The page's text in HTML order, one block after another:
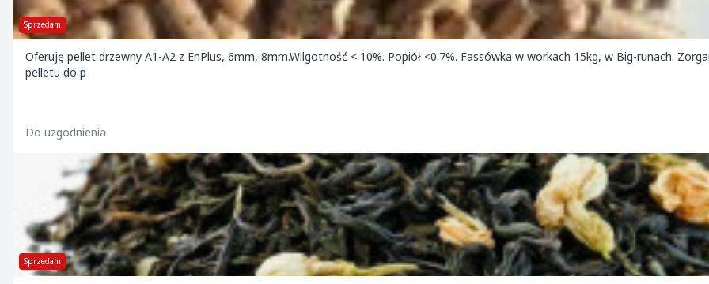
Sprzedam
Oferuję pellet drzewny A1-A2 z EnPlus, 6mm, 8mm.Wilgotność < 10%. Popiół <0.7%. Fassówka w workach 15kg, w Big-runach.
pelletu do p
Do uzgodnienia
Sprzedam